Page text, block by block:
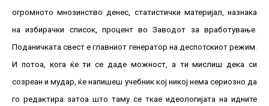
огромното мнозинство денес, статистички материјал, назнака
на избирачки список, процент во Заводот за вработување.
Поданичката свест е главниот генератор на деспотскиот режим.
И потоа, кога ќе ти се даде можност, а ти мислиш дека си
созреан и мудар, ќе напишеш учебник кој никој нема сериозно да
го редактира затоа што таму се ткае идеологијата на идните